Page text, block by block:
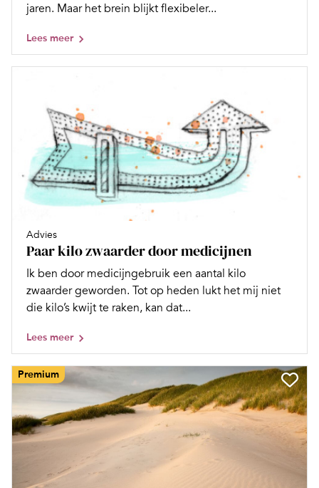
jaren. Maar het brein blijkt flexibeler...
Lees meer
Advies
Paar kilo zwaarder door medicijnen
Ik ben door medicijngebruik een aantal kilo
zwaarder geworden. Tot op heden lukt het mij niet
die kilo’s kwijt te raken, kan dat...
Lees meer
Premium